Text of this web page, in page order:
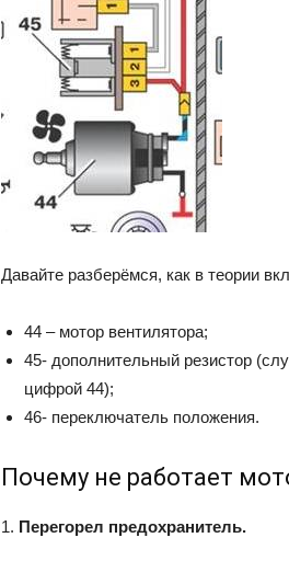
Давайте разберёмся, как в теории
44 – мотор вентилятора;
45- дополнительный резистор
цифрой 44);
46- переключатель положения.
Почему не работает
1. Перегорел предохранитель.